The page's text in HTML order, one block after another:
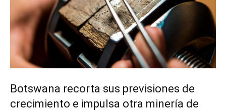
Botswana recorta sus previsiones de
crecimiento e impulsa otra minería de